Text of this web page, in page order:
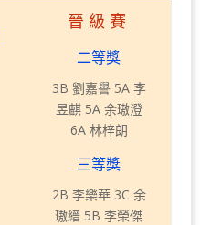
晉級賽
二等獎
3B 劉嘉譽 5A 李
昱麒 5A 余璈澄
6A 林梓朗
三等獎
2B 李樂華 3C 余
璈縉 5B 李榮傑